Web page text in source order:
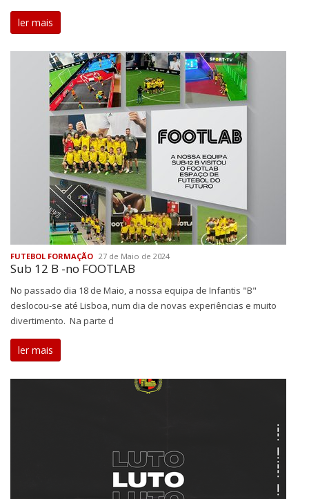
ler mais
FUTEBOL FORMAÇÃO 27 de Maio de 2024
Sub 12 B -no FOOTLAB
No passado dia 18 de Maio, a nossa equipa de Infantis "B"
deslocou-se até Lisboa, num dia de novas experiências e muito
divertimento. Na parte d
ler mais